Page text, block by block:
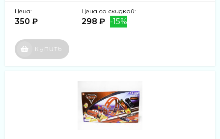
Цена:
350 ₽
Цена со скидкой:
298 ₽ -15%
КУПИТЬ